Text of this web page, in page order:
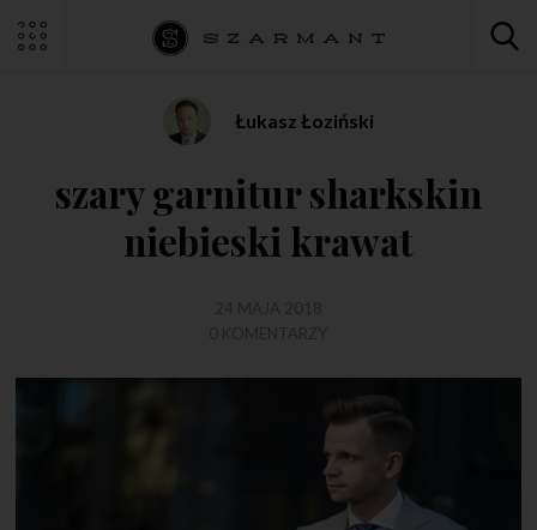
Łukasz Łoziński
szary garnitur sharkskin
niebieski krawat